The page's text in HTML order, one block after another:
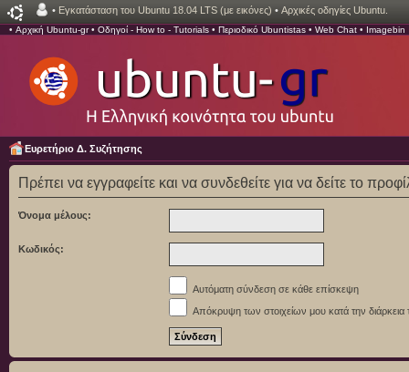
• Εγκατάσταση του Ubuntu 18.04 LTS (με εικόνες) • Αρχικές οδηγίες Ubuntu.
• Αρχική Ubuntu-gr• Οδηγοί - How to - Tutorials • Περιοδικό Ubuntistas • Web Chat • Imagebin
Ευρετήριο Δ. Συζήτησης
Πρέπει να εγγραφείτε και να συνδεθείτε για να δείτε το
Όνομα μέλους:
Κωδικός:
Αυτόματη σύνδεση σε κάθε επίσκεψη
Απόκρυψη των στοιχείων μου κατά την διάρκεια